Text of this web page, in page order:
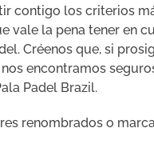
contigo los criterios
vale la pena tener en
Créenos que, si
encontramos
Padel Brazil.
renombrados o